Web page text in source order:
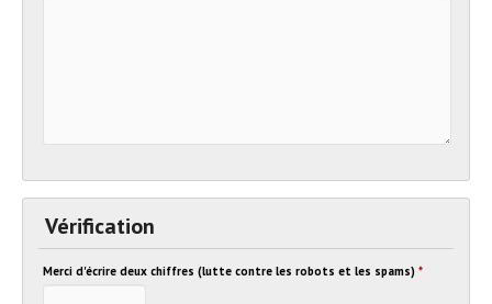
Vérification
Merci d'écrire deux chiffres (lutte contre les robots et les spams) *